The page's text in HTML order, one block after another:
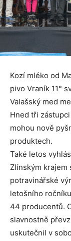
Kozí mléko od
pivo Vraník 11°
Valašský med
Hned tři
mohou nově
produktech.
Také letos
Zlínským
potravinářské
letošního
44 producentů.
slavnostně
uskutečnil v